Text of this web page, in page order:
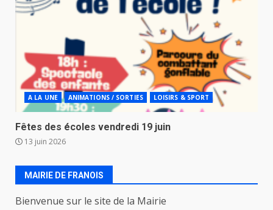
A LA UNE ANIMATIONS / SORTIES LOISIRS & SPORT
Fêtes des écoles vendredi 19 juin
13 juin 2026
MAIRIE DE FRANOIS
Bienvenue sur le site de la Mairie